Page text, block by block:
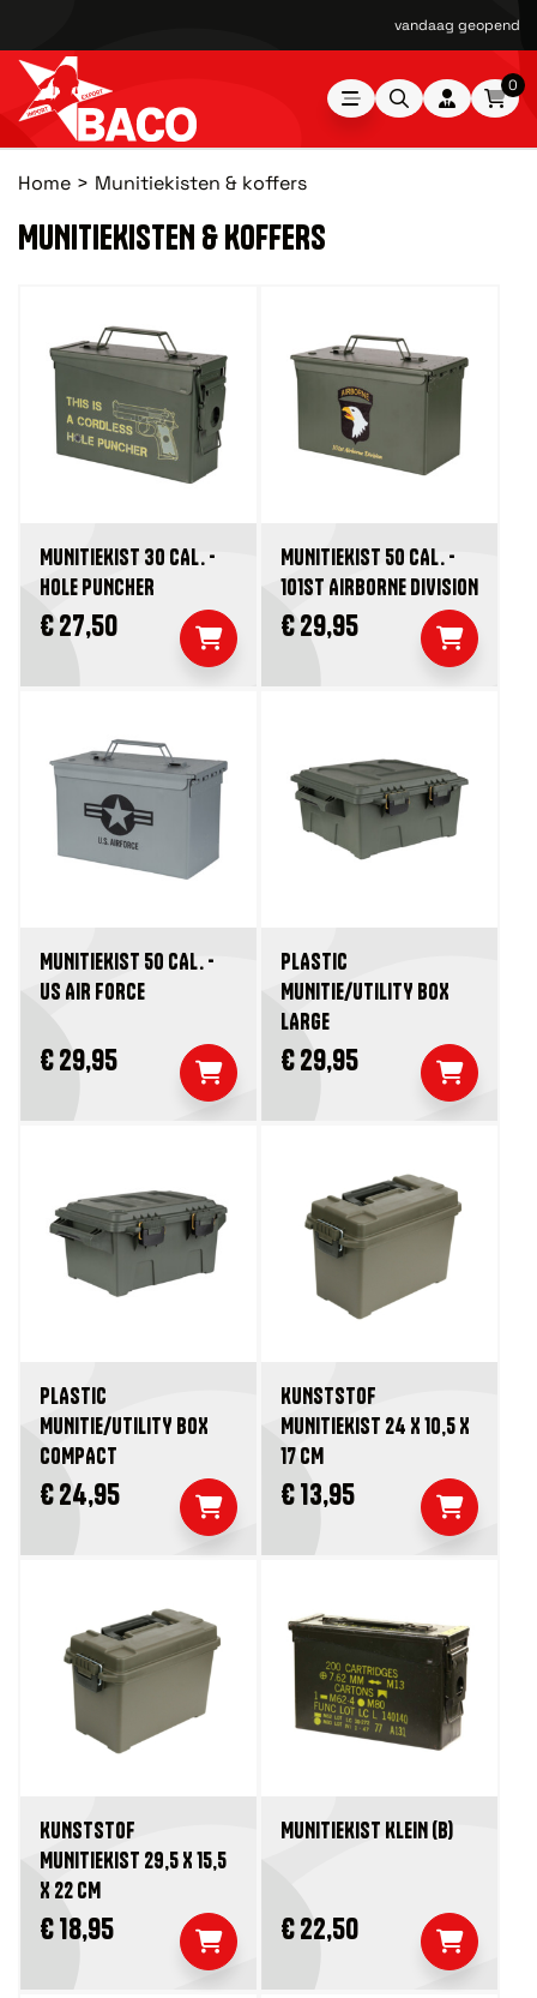
vandaag geopend
0
Home Munitiekisten & koffers
MUNITIEKISTEN & KOFFERS
MUNITIEKIST 30 CAL. -
HOLE PUNCHER
€ 27,50
MUNITIEKIST 50 CAL. -
101ST AIRBORNE DIVISION
€ 29,95
MUNITIEKIST 50 CAL. -
US AIR FORCE
€ 29,95
PLASTIC
MUNITIE/UTILITY BOX
LARGE
€ 29,95
PLASTIC
MUNITIE/UTILITY BOX
COMPACT
€ 24,95
KUNSTSTOF
MUNITIEKIST 24 X 10,5 X
17 CM
€ 13,95
KUNSTSTOF
MUNITIEKIST 29,5 X 15,5
X 22 CM
€ 18,95
MUNITIEKIST KLEIN (B)
€ 22,50